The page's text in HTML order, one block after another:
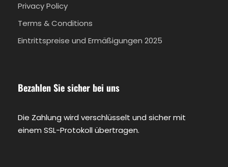
Privacy Policy
Terms & Conditions
Eintrittspreise und Ermäßigungen 2025
Bezahlen Sie sicher bei uns
Die Zahlung wird verschlüsselt und sicher mit
einem SSL-Protokoll übertragen.